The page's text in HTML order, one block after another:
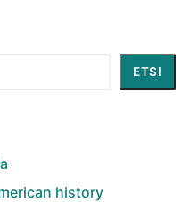
ETSI
history